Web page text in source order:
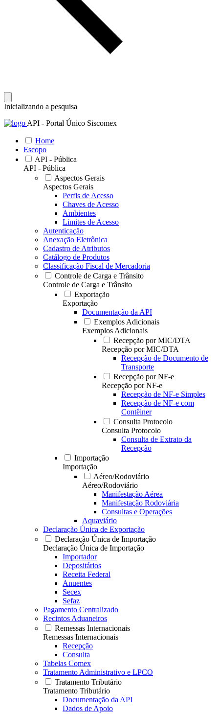
Inicializando a pesquisa
API - Portal Único Siscomex
Home
Escopo
API - Pública
API - Pública
Aspectos Gerais
Aspectos Gerais
Perfis de Acesso
Chaves de Acesso
Ambientes
Limites de Acesso
Autenticação
Anexação Eletrônica
Cadastro de Atributos
Catálogo de Produtos
Classificação Fiscal de Mercadoria
Controle de Carga e Trânsito
Controle de Carga e Trânsito
Exportação
Exportação
Documentação da API
Exemplos Adicionais
Exemplos Adicionais
Recepção por MIC/DTA
Recepção por MIC/DTA
Recepção de Documento de
Transporte
Recepção por NF-e
Recepção por NF-e
Recepção de NF-e Simples
Recepção de NF-e com
Contêiner
Consulta Protocolo
Consulta Protocolo
Consulta de Extrato da
Recepção
Importação
Importação
Aéreo/Rodoviário
Aéreo/Rodoviário
Manifestação Aérea
Manifestação Rodoviária
Consultas e Operações
Aquaviário
Declaração Única de Exportação
Declaração Única de Importação
Declaração Única de Importação
Importador
Depositários
Receita Federal
Anuentes
Secex
Sefaz
Pagamento Centralizado
Recintos Aduaneiros
Remessas Internacionais
Remessas Internacionais
Recepção
Consulta
Tabelas Comex
Tratamento Administrativo e LPCO
Tratamento Tributário
Tratamento Tributário
Documentação da API
Dados de Apoio